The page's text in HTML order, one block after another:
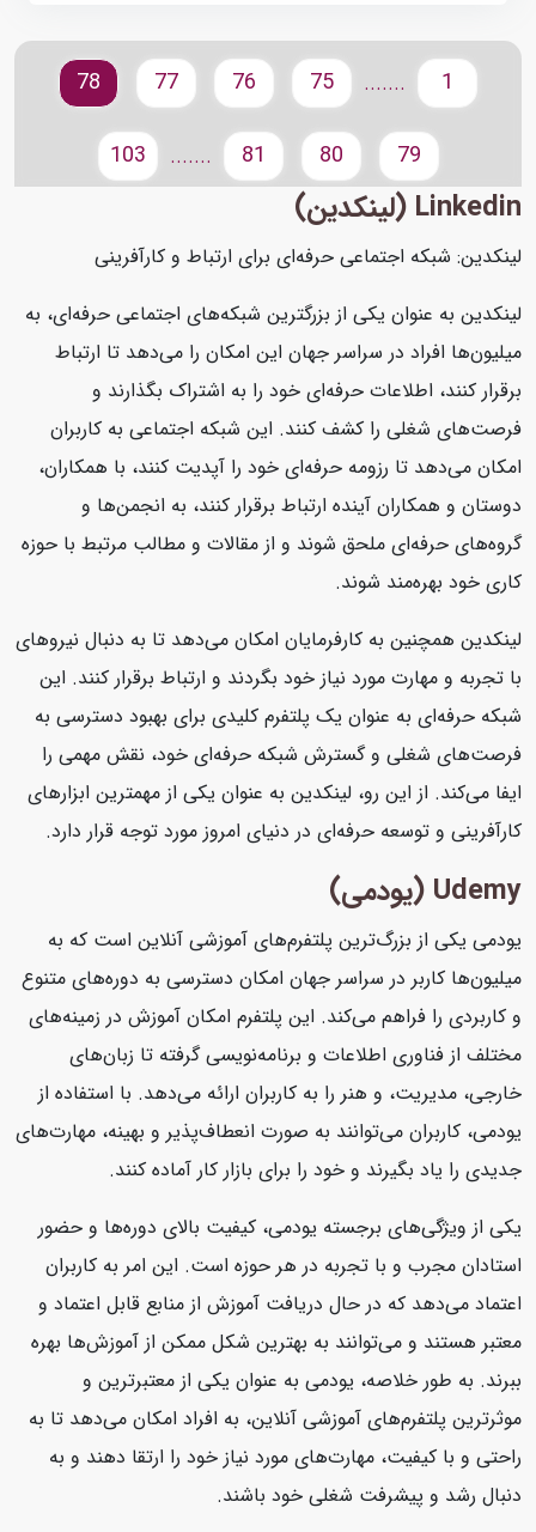
.......
75
76
77
78
79
80
81
.......
103
Linkedin (لینکدین)
لینکدین: شبکه اجتماعی حرفه‌ای برای ارتباط و کارآفرینی
لینکدین به عنوان یکی از بزرگترین شبکه‌های اجتماعی حرفه‌ای، به
میلیون‌ها افراد در سراسر جهان این امکان را می‌دهد تا ارتباط
برقرار کنند، اطلاعات حرفه‌ای خود را به اشتراک بگذارند و
فرصت‌های شغلی را کشف کنند. این شبکه اجتماعی به کاربران
امکان می‌دهد تا رزومه حرفه‌ای خود را آپدیت کنند، با همکاران،
دوستان و همکاران آینده ارتباط برقرار کنند، به انجمن‌ها و
گروه‌های حرفه‌ای ملحق شوند و از مقالات و مطالب مرتبط با حوزه
کاری خود بهره‌مند شوند.
لینکدین همچنین به کارفرمایان امکان می‌دهد تا به دنبال نیروهای
با تجربه و مهارت مورد نیاز خود بگردند و ارتباط برقرار کنند. این
شبکه حرفه‌ای به عنوان یک پلتفرم کلیدی برای بهبود دسترسی به
فرصت‌های شغلی و گسترش شبکه حرفه‌ای خود، نقش مهمی را
ایفا می‌کند. از این رو، لینکدین به عنوان یکی از مهمترین ابزارهای
کارآفرینی و توسعه حرفه‌ای در دنیای امروز مورد توجه قرار دارد.
Udemy (یودمی)
یودمی یکی از بزرگ‌ترین پلتفرم‌های آموزشی آنلاین است که به
میلیون‌ها کاربر در سراسر جهان امکان دسترسی به دوره‌های متنوع
و کاربردی را فراهم می‌کند. این پلتفرم امکان آموزش در زمینه‌های
مختلف از فناوری اطلاعات و برنامه‌نویسی گرفته تا زبان‌های
خارجی، مدیریت، و هنر را به کاربران ارائه می‌دهد. با استفاده از
یودمی، کاربران می‌توانند به صورت انعطاف‌پذیر و بهینه، مهارت‌های
جدیدی را یاد بگیرند و خود را برای بازار کار آماده کنند.
یکی از ویژگی‌های برجسته یودمی، کیفیت بالای دوره‌ها و حضور
استادان مجرب و با تجربه در هر حوزه است. این امر به کاربران
اعتماد می‌دهد که در حال دریافت آموزش از منابع قابل اعتماد و
معتبر هستند و می‌توانند به بهترین شکل ممکن از آموزش‌ها بهره
ببرند. به طور خلاصه، یودمی به عنوان یکی از معتبرترین و
موثرترین پلتفرم‌های آموزشی آنلاین، به افراد امکان می‌دهد تا به
راحتی و با کیفیت، مهارت‌های مورد نیاز خود را ارتقا دهند و به
دنبال رشد و پیشرفت شغلی خود باشند.